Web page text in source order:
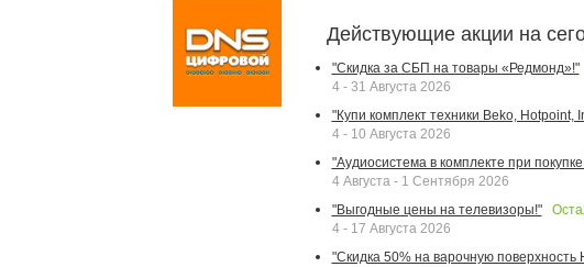
Действующие акции на
"Скидка за СБП на товары «Редмонд»!"
4 - 31 Августа 2026
"Купи комплект техники Beko, Hotpoint,
4 - 10 Августа 2026
"Аудиосистема в комплекте при
4 Августа - 1 Сентября 2026
"Выгодные цены на телевизоры!"
4 - 17 Августа 2026
"Скидка 50% на варочную